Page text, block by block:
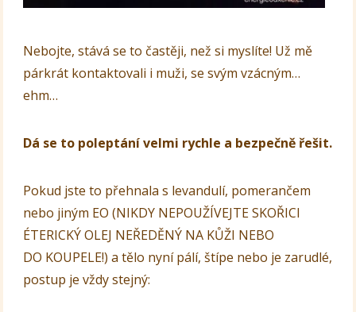
Nebojte, stává se to častěji, než si myslíte! Už mě
párkrát kontaktovali i muži, se svým vzácným…
ehm…
Dá se to poleptání velmi rychle a bezpečně řešit.
Pokud jste to přehnala s levandulí, pomerančem
nebo jiným EO (NIKDY NEPOUŽÍVEJTE SKOŘICI
ÉTERICKÝ OLEJ NEŘEDĚNÝ NA KŮŽI NEBO
DO KOUPELE!) a tělo nyní pálí, štípe nebo je zarudlé,
postup je vždy stejný: